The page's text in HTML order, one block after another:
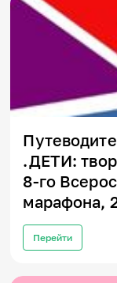
.ДЕТИ:
8-го
марафона,
Перейти